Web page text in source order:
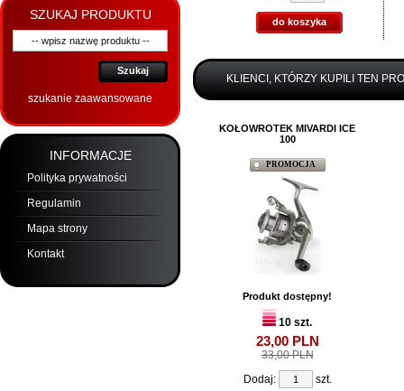
SZUKAJ PRODUKTU
Szukaj
szukanie zaawansowane
INFORMACJE
Polityka prywatności
Regulamin
Mapa strony
Kontakt
do koszyka
KLIENCI, KTÓRZY KUPILI TEN
KOŁOWROTEK MIVARDI ICE
100
PROMOCJA
Produkt dostępny!
10 szt.
23,00PLN
33,00 PLN
Dodaj:
szt.